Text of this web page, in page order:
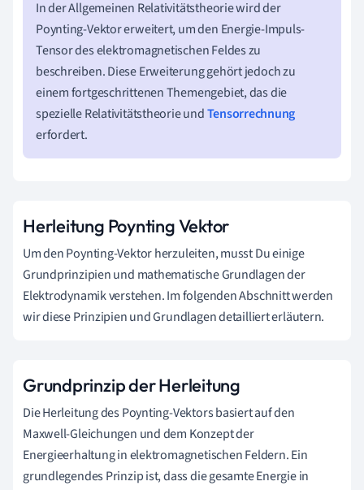
In der Allgemeinen Relativitätstheorie wird der
Poynting-Vektor erweitert, um den Energie-Impuls-
Tensor des elektromagnetischen Feldes zu
beschreiben. Diese Erweiterung gehört jedoch zu
einem fortgeschrittenen Themengebiet, das die
spezielle Relativitätstheorie undTensorrechnung
erfordert.
Herleitung Poynting Vektor
Um den Poynting-Vektor herzuleiten, musst Du einige
Grundprinzipien und mathematische Grundlagen der
Elektrodynamik verstehen. Im folgenden Abschnitt werden
wir diese Prinzipien und Grundlagen detailliert erläutern.
Grundprinzip der Herleitung
Die Herleitung des Poynting-Vektors basiert auf den
Maxwell-Gleichungen und dem Konzept der
Energieerhaltung in elektromagnetischen Feldern. Ein
grundlegendes Prinzip ist, dass die gesamte Energie in